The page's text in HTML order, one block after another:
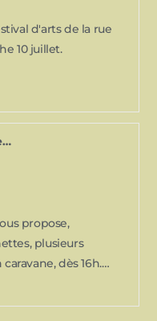
d'arts de la rue
10 juillet.
propose,
plusieurs
dès 16h.…